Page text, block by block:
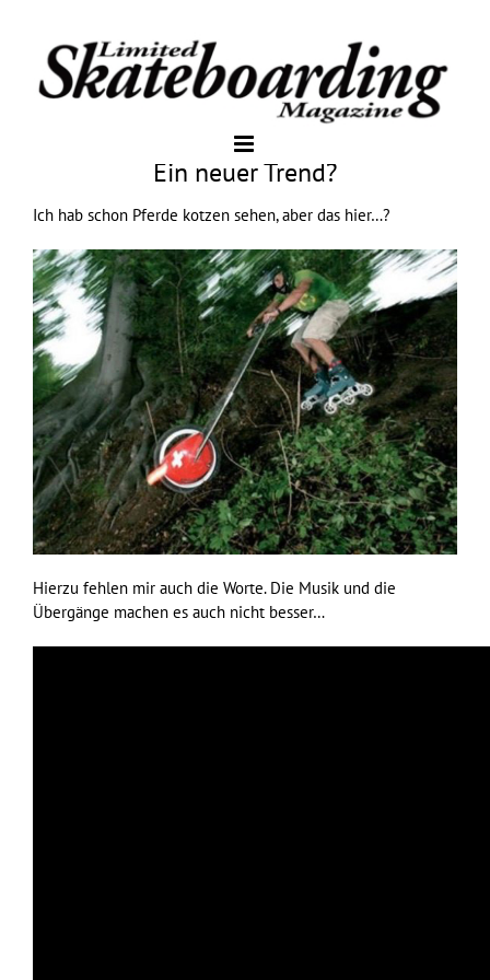
Ein neuer Trend?
Ich hab schon Pferde kotzen sehen, aber das hier…?
Hierzu fehlen mir auch die Worte. Die Musik und die
Übergänge machen es auch nicht besser…